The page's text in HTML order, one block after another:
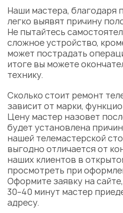
Наши мастера, благодаря
легко выявят причину
Не пытайтесь
сложное устройство,
может пострадать
итоге вы можете
технику.
Сколько стоит ремонт
зависит от марки,
Цену мастер назовет
будет установлена
нашей телемастерской
выгодно отличается от
наших клиентов в
просмотреть при
Оформите заявку на
30–40 минут мастер
адресу.